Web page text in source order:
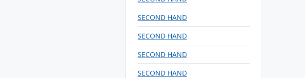
SECOND HAND
SECOND HAND
SECOND HAND
SECOND HAND